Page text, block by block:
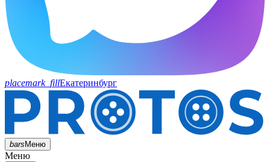
placemark_fillЕкатеринбург
barsМеню
Меню